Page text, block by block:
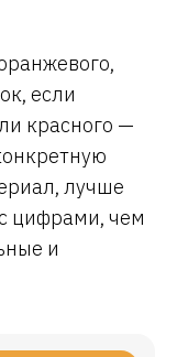
если
красного —
лучше
цифрами, чем
и